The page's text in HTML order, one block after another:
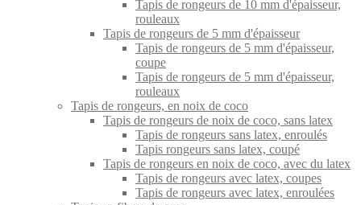
Tapis de rongeurs de 10 mm d'épaisseur,
rouleaux
Tapis de rongeurs de 5 mm d'épaisseur
Tapis de rongeurs de 5 mm d'épaisseur,
coupe
Tapis de rongeurs de 5 mm d'épaisseur,
rouleaux
Tapis de rongeurs, en noix de coco
Tapis de rongeurs de noix de coco, sans latex
Tapis de rongeurs sans latex, enroulés
Tapis rongeurs sans latex, coupé
Tapis de rongeurs en noix de coco, avec du latex
Tapis de rongeurs avec latex, coupes
Tapis de rongeurs avec latex, enroulées